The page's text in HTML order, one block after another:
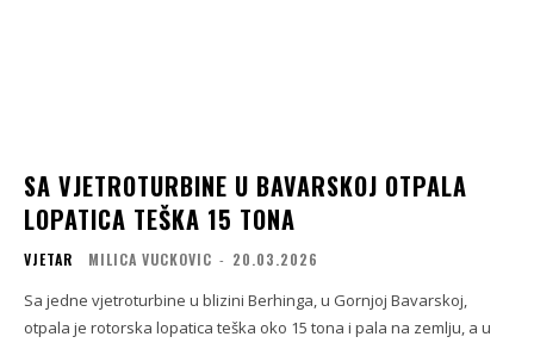
SA VJETROTURBINE U BAVARSKOJ OTPALA
LOPATICA TEŠKA 15 TONA
VJETAR MILICA VUCKOVIC - 20.03.2026
Sa jedne vjetroturbine u blizini Berhinga, u Gornjoj Bavarskoj,
otpala je rotorska lopatica teška oko 15 tona i pala na zemlju, a u